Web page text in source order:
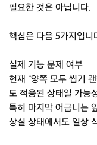
필요한 것은 아닙니다.
핵심은 다음 5가지입니
실제 기능 문제 여부
현재 “양쪽 모두 씹기
도 적응된 상태일 가능
특히 마지막 어금니는
상실 상태에서도 일상